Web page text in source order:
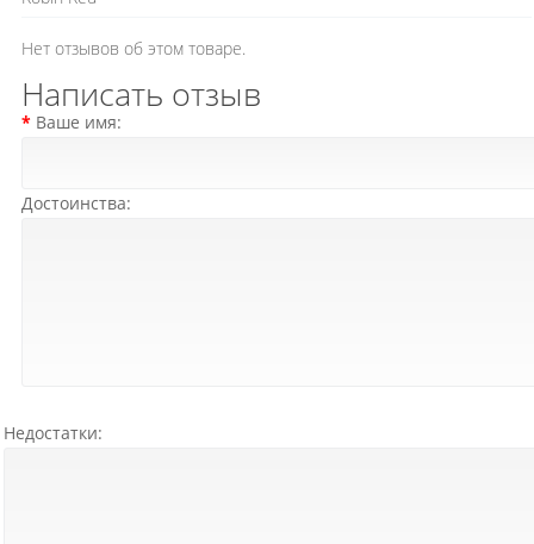
Нет отзывов об этом товаре.
Написать отзыв
Ваше имя:
Достоинства:
Недостатки: